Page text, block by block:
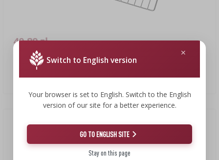
Ruszt do wędzarni elektrycznej dragON 330275
40,89 zł
40,89 PLN/szt.
Switch to English version
Your browser is set to English. Switch to the English
version of our site for a better experience.
GO TO ENGLISH SITE
Stay on this page